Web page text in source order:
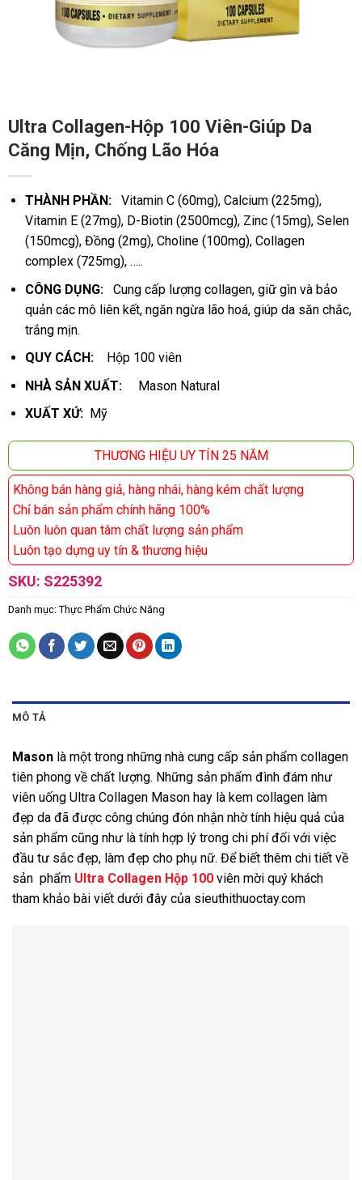
Ultra Collagen-Hộp 100 Viên-Giúp Da
Căng Mịn, Chống Lão Hóa
THÀNH PHẦN:Vitamin C (60mg), Calcium (225mg),
Vitamin E (27mg), D-Biotin (2500mcg), Zinc (15mg), Selen
(150mcg), Đồng (2mg), Choline (100mg), Collagen
complex (725mg), …..
CÔNG DỤNG:Cung cấp lượng collagen, giữ gìn và bảo
quản các mô liên kết, ngăn ngừa lão hoá, giúp da săn chắc,
trắng mịn.
QUY CÁCH:
Hộp 100 viên
NHÀ SẢN XUẤT:Mason Natural
XUẤT XỨ: Mỹ
THƯƠNG HIỆU UY TÍN 25 NĂM
Không bán hàng giả, hàng nhái, hàng kém chất lượng
Chỉ bán sản phẩm chính hãng 100%
Luôn luôn quan tâm chất lượng sản phẩm
Luôn tạo dựng uy tín & thương hiệu
SKU: S225392
Danh mục: Thực Phẩm Chức Năng
MÔ TẢ
Mason là một trong những nhà cung cấp sản phẩm collagen
tiên phong về chất lượng. Những sản phẩm đình đám như
viên uống Ultra Collagen Mason hay là kem collagen làm
đẹp da đã được công chúng đón nhận nhờ tính hiệu quả của
sản phẩm cũng như là tính hợp lý trong chi phí đối với việc
đầu tư sắc đẹp, làm đẹp cho phụ nữ. Để biết thêm chi tiết về
sản phẩm Ultra Collagen Hộp 100 viên mời quý khách
tham khảo bài viết dưới đây của sieuthithuoctay.com